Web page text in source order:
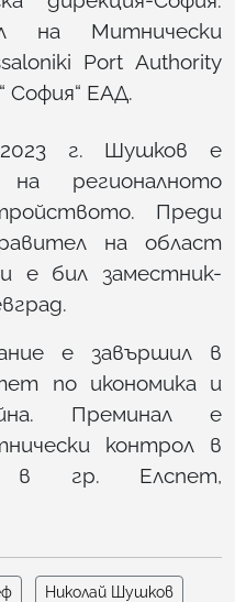
на Митнически
Port Authority
София“ ЕАД.
г. Шушков е
на регионалното
Преди
на област
е бил заместник-
е завършил в
по икономика и
Преминал е
контрол в
в гр. Елспет,
Николай Шушков